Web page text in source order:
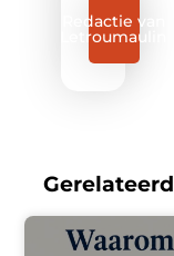
Redactie van
Letroumaulin